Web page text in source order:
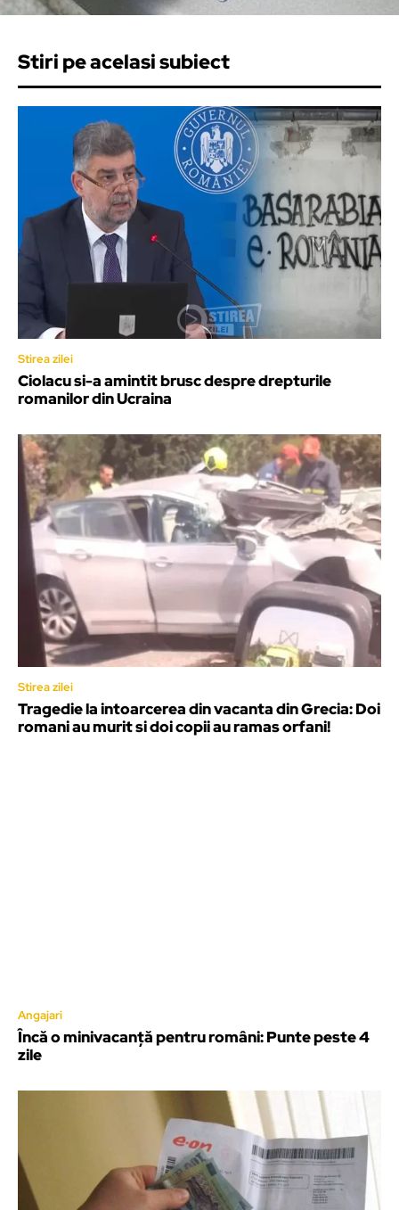
Stiri pe acelasi subiect
Stirea zilei
Ciolacu si-a amintit brusc despre drepturile
romanilor din Ucraina
Stirea zilei
Tragedie la intoarcerea din vacanta din Grecia: Doi
romani au murit si doi copii au ramas orfani!
Angajari
Încă o minivacanță pentru români: Punte peste 4
zile